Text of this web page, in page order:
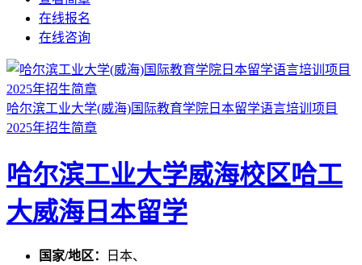
在线报名
在线咨询
哈尔滨工业大学(威海)国际教育学院日本留学语言培训项目
2025年招生简章
哈尔滨工业大学威海校区哈工
大威海日本留学
国家/地区：
日本、